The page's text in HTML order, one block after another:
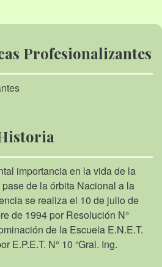
Profesionalizantes
importancia en la vida de la
de la órbita Nacional a la
se realiza el 10 de julio de
de 1994 por Resolución N°
de la Escuela E.N.E.T.
E.P.E.T. N° 10 “Gral. Ing.